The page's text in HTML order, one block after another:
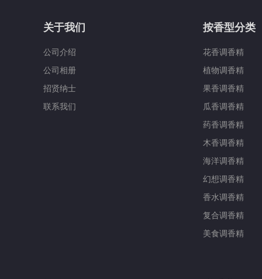
关于我们
公司介绍
公司相册
招贤纳士
联系我们
按香型分类
花香调香精
植物调香精
果香调香精
瓜香调香精
药香调香精
木香调香精
海洋调香精
幻想调香精
香水调香精
复合调香精
美食调香精